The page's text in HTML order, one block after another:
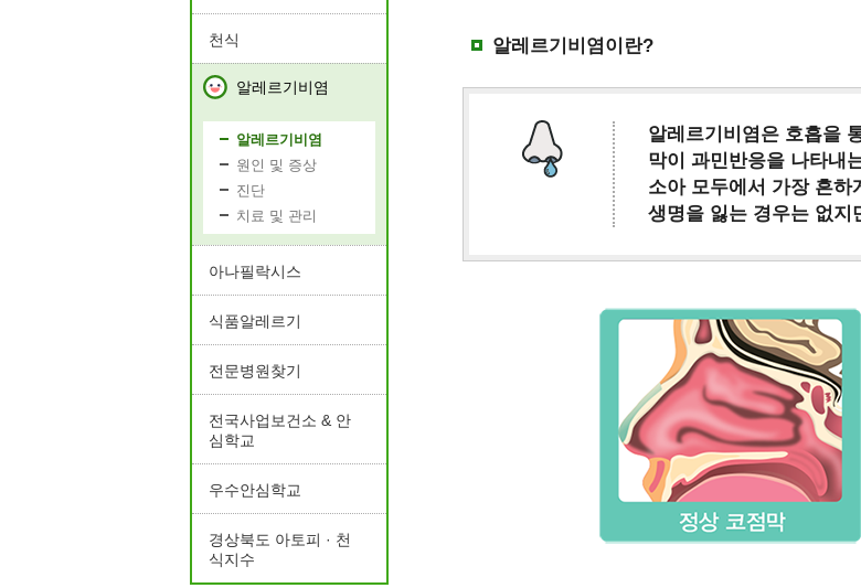
천식
알레르기비염
알레르기비염
원인 및 증상
진단
치료 및 관리
아나필락시스
식품알레르기
전문병원찾기
전국사업보건소 & 안
심학교
우수안심학교
경상북도 아토피 · 천
식지수
알레르기비염이란?
알레르기비염은 호흡을
막이 과민반응을 나타내
소아 모두에서 가장 흔
생명을 잃는 경우는 없지